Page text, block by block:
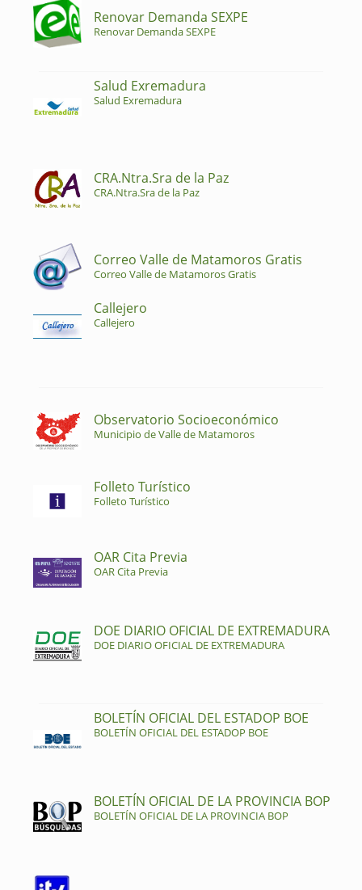
Renovar Demanda SEXPE
Renovar Demanda SEXPE
Salud Exremadura
Salud Exremadura
CRA.Ntra.Sra de la Paz
CRA.Ntra.Sra de la Paz
Correo Valle de Matamoros Gratis
Correo Valle de Matamoros Gratis
Callejero
Callejero
Observatorio Socioeconómico
Municipio de Valle de Matamoros
Folleto Turístico
Folleto Turístico
OAR Cita Previa
OAR Cita Previa
DOE DIARIO OFICIAL DE EXTREMADURA
DOE DIARIO OFICIAL DE EXTREMADURA
BOLETÍN OFICIAL DEL ESTADOP BOE
BOLETÍN OFICIAL DEL ESTADOP BOE
BOLETÍN OFICIAL DE LA PROVINCIA BOP
BOLETÍN OFICIAL DE LA PROVINCIA BOP